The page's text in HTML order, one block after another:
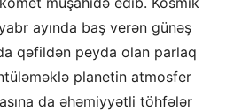
ayında baş verən günəş
qəfildən peyda olan parlaq
planetin atmosfer
da əhəmiyyətli töhfələr